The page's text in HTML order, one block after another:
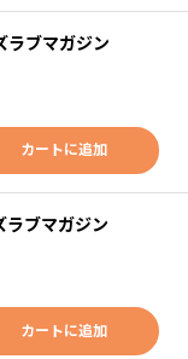
ブマガジン
カートに追加
ブマガジン
カートに追加